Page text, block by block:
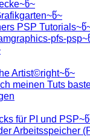
PSP
pfs-
Artist©right~წ~
meinen Tuts
für PI und
Arbeitsspeicher